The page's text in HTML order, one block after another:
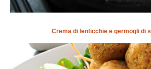
Crema di lenticchie e germogli di